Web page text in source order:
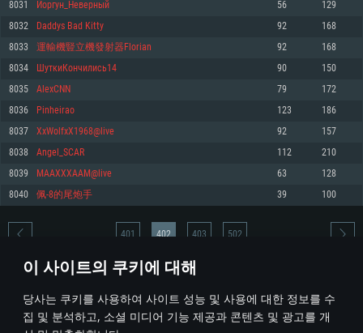
이 사이트의 쿠키에 대해
당사는 쿠키를 사용하여 사이트 성능 및 사용에 대한 정보를 수
집 및 분석하고, 소셜 미디어 기능 제공과 콘텐츠 및 광고를 개
그래픽 카드: DirectX 11 이상을 지원하는 AMD Radeon 77XX / NVIDIA
GeForce GT 660. 최소 사양 해상도: 720p
네트워크: 브로드밴드 인터넷
여유 저장 공간: 22.1 GB (최소 클라이언트)
권장 사양
570 혹은 그 이상
여유 저장 공간: 62.2 GB (전체 클라이언트)
그래픽 카드: Metal 을 지원하는 Intel Iris Pro 5200 (Mac), 혹은 이와 비슷한 성
능을 가지는 Mac 버전의 AMD/Nvidia. 최소 해상도: 720p
네트워크: 브로드밴드 인터넷
여유 저장 공간: 22.1 GB (최소 클라이언트)
권장 사양
네트워크: 브로드밴드 인터넷
여유 저장 공간: 62.2 GB (전체 클라이언트)
그래픽 카드: Vulkan 을 지원하고, 최신 그래픽 드라이버를 지원하는 NVIDIA
660 (6개월 미만) 혹은 그와 동급의 성능을 가지며 최신 그래픽 드라이버를 지
원하는 AMD (6개월 미만; 최소사양 지원 해상도 720p)
네트워크: 브로드밴드 인터넷
여유 저장 공간: 22.1 GB (최소 클라이언트)
권장 사양
운영체제: Ubuntu 20.04 64bit
프로세서: Intel Core i7
메모리: 16 GB
그래픽 카드: Vulkan 을 지원하고, 최신 그래픽 드라이버를 지원하는 NVIDIA
1060 (6개월 미만) 혹은 그와 동급의 성능을 가지며 최신 그래픽 드라이버를
지원하는 AMD RX 570 (6개월 미만; 최소사양 지원 해상도 720p) 이상
여유 저장 공간: 62.2 GB (전체 클라이언트)
8031 Йоргун_Неверный 56 129
8032 Daddys Bad Kitty 92 168
8033 運輸機豎立機發射器Florian 92 168
8034 ШуткиКончились14 90 150
8035 AlexCNN 79 172
8036 Pinheirao 123 186
8037 XxWolfxX1968@live 92 157
8038 Angel_SCAR 112 210
8039 MAAXXXAAM@live 63 128
8040 佩-8的尾炮手 39 100
* 순위표는 매일 1회 갱신됩니다
401 402 403 502